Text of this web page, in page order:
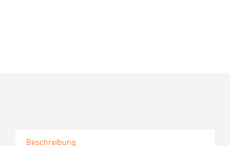
Beschreibung